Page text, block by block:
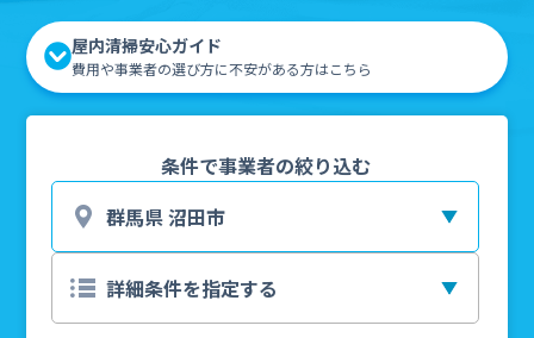
屋内清掃安心ガイド
費用や事業者の選び方に不安がある方はこちら
条件で事業者の絞り込む